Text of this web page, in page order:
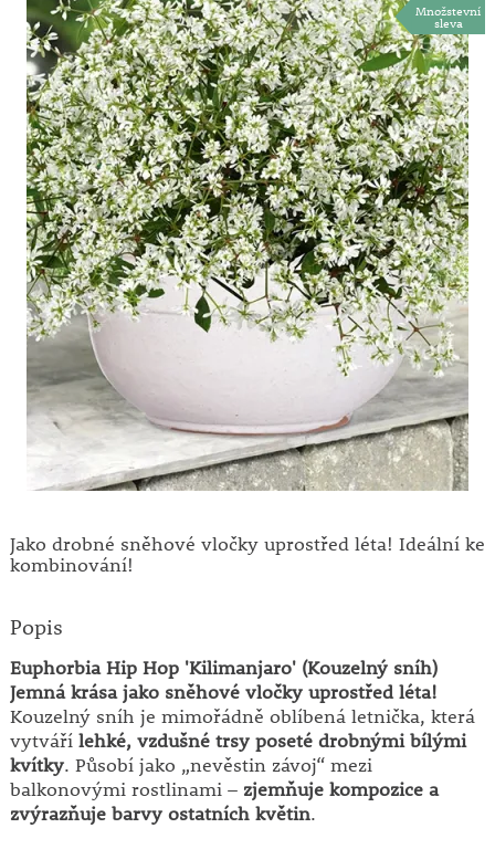
Množstevní
sleva
Jako drobné sněhové vločky uprostřed léta! Ideální ke
kombinování!
Popis
Euphorbia Hip Hop 'Kilimanjaro' (Kouzelný sníh)
Jemná krása jako sněhové vločky uprostřed léta!
Kouzelný sníh je mimořádně oblíbená letnička, která
vytváří lehké, vzdušné trsy poseté drobnými bílými
kvítky. Působí jako „nevěstin závoj“ mezi
balkonovými rostlinami – zjemňuje kompozice a
zvýrazňuje barvy ostatních květin.